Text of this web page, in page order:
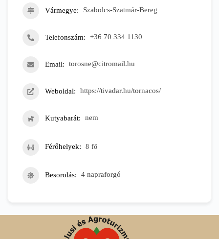
Vármegye Szabolcs-Szatmár-Bereg
Telefonszám +36 70 334 1130
Email torosne@citromail.hu
Weboldal https://tivadar.hu/tornacos/
Kutyabarát nem
Férőhelyek 8 fő
Besorolás 4 napraforgó